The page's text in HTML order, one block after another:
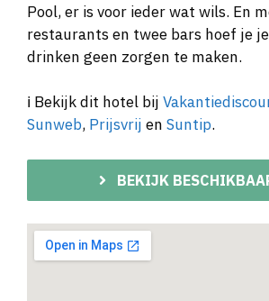
Pool, er is voor ieder wat wils. En
restaurants en twee bars hoef je
drinken geen zorgen te maken.
ℹ️ Bekijk dit hotel bij
Sunweb, Prijsvrij en Suntip.
BEKIJK